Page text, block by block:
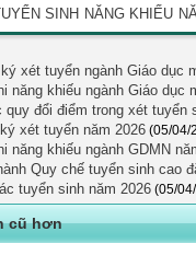
SINH NĂNG KHIẾU
xét tuyển ngành Giáo dục
năng khiếu ngành Giáo dục
đổi điểm trong xét tuyển
xét tuyển năm 2026 (05/04/
năng khiếu ngành GDMN
Quy chế tuyển sinh cao
tuyển sinh năm 2026 (05/
cũ hơn